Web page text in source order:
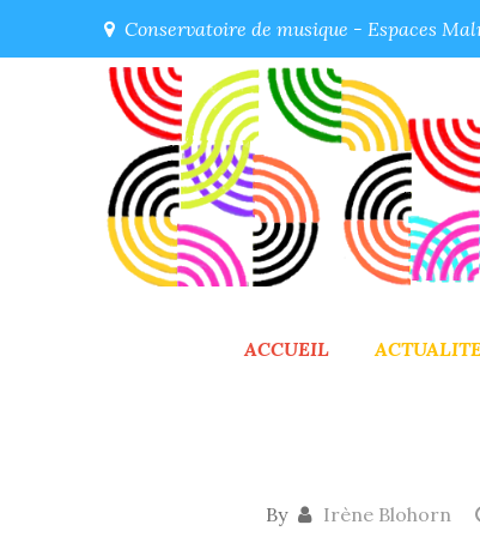
Conservatoire de musique - Espaces
ACCUEIL
By Irène Blohorn